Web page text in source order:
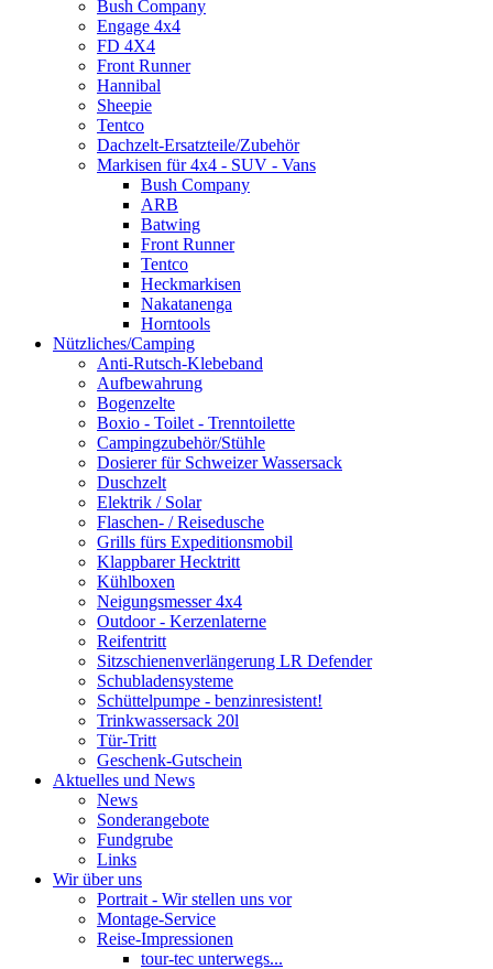
Bush Company
Engage 4x4
FD 4X4
Front Runner
Hannibal
Sheepie
Tentco
Dachzelt-Ersatzteile/Zubehör
Markisen für 4x4 - SUV - Vans
Bush Company
ARB
Batwing
Front Runner
Tentco
Heckmarkisen
Nakatanenga
Horntools
Nützliches/Camping
Anti-Rutsch-Klebeband
Aufbewahrung
Bogenzelte
Boxio - Toilet - Trenntoilette
Campingzubehör/Stühle
Dosierer für Schweizer Wassersack
Duschzelt
Elektrik / Solar
Flaschen- / Reisedusche
Grills fürs Expeditionsmobil
Klappbarer Hecktritt
Kühlboxen
Neigungsmesser 4x4
Outdoor - Kerzenlaterne
Reifentritt
Sitzschienenverlängerung LR Defender
Schubladensysteme
Schüttelpumpe - benzinresistent!
Trinkwassersack 20l
Tür-Tritt
Geschenk-Gutschein
Aktuelles und News
News
Sonderangebote
Fundgrube
Links
Wir über uns
Portrait - Wir stellen uns vor
Montage-Service
Reise-Impressionen
tour-tec unterwegs...